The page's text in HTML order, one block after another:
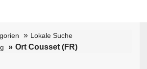
Lokale Suche
Ort Cousset (FR)